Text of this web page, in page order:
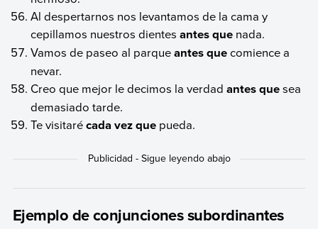
Al despertarnos nos levantamos de la cama y
cepillamos nuestros dientesantes que nada.
Vamos de paseo al parqueantes quecomience a
nevar.
Creo que mejor le decimos la verdadantes quesea
demasiado tarde.
Te visitarécada vez que pueda.
Ejemplo de conjunciones subordinantes